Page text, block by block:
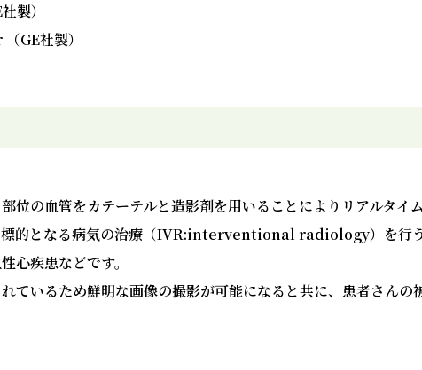
製）
GE社製）
位の血管をカテーテルと造影剤を用いることによりリアルタイ
標的となる病気の治療（IVR:interventional radiology）を行う
心疾患などです。
ているため鮮明な画像の撮影が可能になると共に、患者さんの